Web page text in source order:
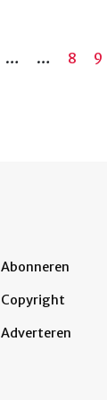
… … Pagina
8 9
Abonneren
Copyright
Adverteren